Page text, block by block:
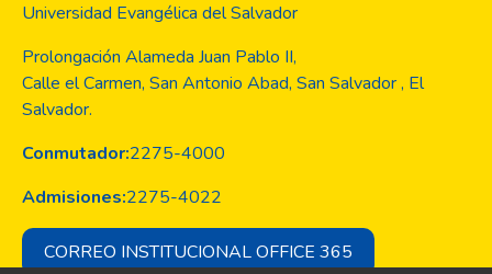
Universidad Evangélica del Salvador
Prolongación Alameda Juan Pablo II,
Calle el Carmen, San Antonio Abad, San Salvador , El
Salvador.
Conmutador:2275-4000
Admisiones:2275-4022
CORREO INSTITUCIONAL OFFICE 365